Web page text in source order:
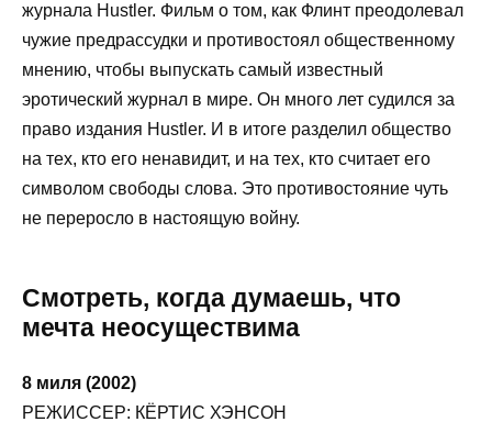
журнала Hustler. Фильм о том, как Флинт преодолевал
чужие предрассудки и противостоял общественному
мнению, чтобы выпускать самый известный
эротический журнал в мире. Он много лет судился за
право издания Hustler. И в итоге разделил общество
на тех, кто его ненавидит, и на тех, кто считает его
символом свободы слова. Это противостояние чуть
не переросло в настоящую войну.
Смотреть, когда думаешь, что
мечта неосуществима
8 миля (2002)
РЕЖИССЕР: КЁРТИС ХЭНСОН